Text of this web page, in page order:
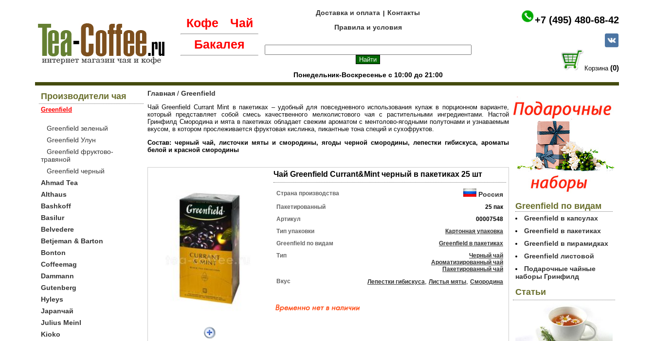
Кофе
Чай
Бакалея
Доставка и оплата
Контакты
Правила и условия
Понедельник-Воскресенье с 10:00 до 21:00
+7 (495) 480-68-42
Корзина (0)
Производители чая
Greenfield
Greenfield зеленый
Greenfield Улун
Greenfield фруктово-
травяной
Greenfield черный
Ahmad Tea
Althaus
Bashkoff
Basilur
Belvedere
Betjeman & Barton
Bonton
Coffeemag
Dammann
Gutenberg
Hyleys
Japanчай
Julius Meinl
Kioko
Главная / Greenfield
Чай Greenfield Currant Mint в пакетиках – удобный для повседневного использования купаж в порционном варианте,
который представляет собой смесь качественного мелколистового чая с растительными ингредиентами. Настой
Гринфилд Смородина и мята в пакетиках обладает свежим ароматом с ментолово-ягодными полутонами и узнаваемым
вкусом, в котором прослеживается фруктовая кислинка, пикантные тона специй и сухофруктов.
Состав: черный чай, листочки мяты и смородины, ягоды черной смородины, лепестки гибискуса, ароматы
белой и красной смородины
Чай Greenfield Currant&Mint черный в пакетиках 25 шт
Страна производства Россия
Пакетированный
25 пак
Артикул
00007548
Тип упаковки
Картонная упаковка
Greenfield по видам
Greenfield в пакетиках
Тип
Черный чай
Ароматизированный чай
Пакетированный чай
Вкус
Лепестки гибискуса, Листья мяты, Смородина
Greenfield по видам
Greenfield в капсулах
Greenfield в пакетиках
Greenfield в пирамидках
Greenfield листовой
Подарочные чайные
наборы Гринфилд
Статьи